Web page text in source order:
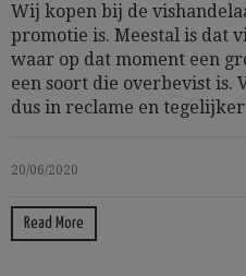
Wij kopen bij de
promotie is. Meestal is dat
waar op dat moment een
een soort die overbevist is.
dus in reclame en
20/06/2020
Read More